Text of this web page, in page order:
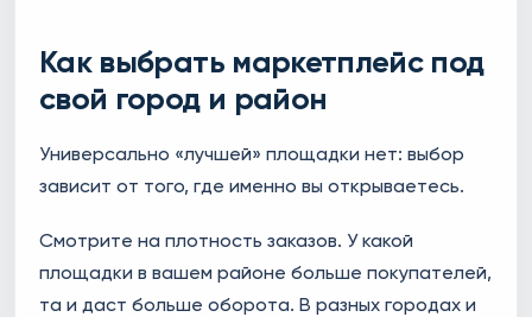
Как выбрать маркетплейс под
свой город и район
Универсально «лучшей» площадки нет: выбор
зависит от того, где именно вы открываетесь.
Смотрите на плотность заказов. У какой
площадки в вашем районе больше покупателей,
та и даст больше оборота. В разных городах и